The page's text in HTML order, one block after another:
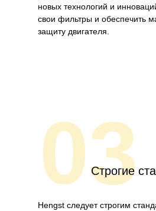
новых технологий и
свои фильтры и обеспечить
защиту двигателя.
03
Строгие
Hengst следует строгим